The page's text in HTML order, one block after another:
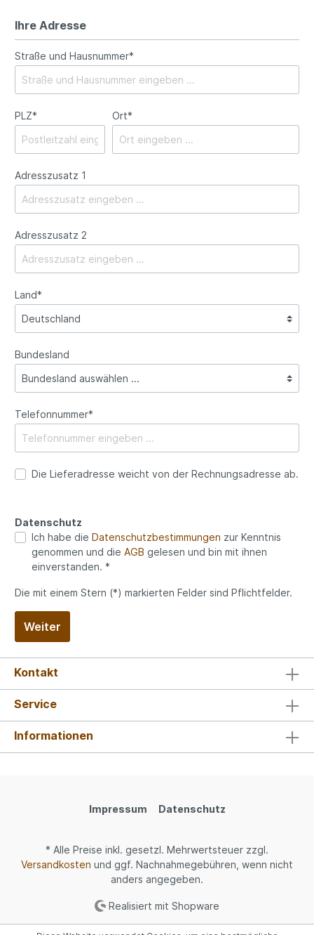
Ihre Adresse
Straße und Hausnummer*
PLZ* Ort*
Adresszusatz 1
Adresszusatz 2
Land*
Bundesland
Telefonnummer*
Die Lieferadresse weicht von der Rechnungsadresse ab.
Datenschutz
Ich habe die Datenschutzbestimmungen zur Kenntnis
genommen und die AGB gelesen und bin mit ihnen
einverstanden. *
Die mit einem Stern (*) markierten Felder sind Pflichtfelder.
Weiter
Kontakt
Service
Informationen
Impressum Datenschutz
* Alle Preise inkl. gesetzl. Mehrwertsteuer zzgl.
Versandkosten und ggf. Nachnahmegebühren, wenn nicht
anders angegeben.
Realisiert mit Shopware